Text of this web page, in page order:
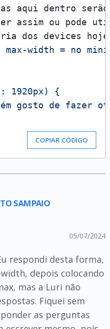
aqui dentro
assim ou pode
dos devices
max-width = no
1920px) {
gosto de fazer
COPIAR CÓDIGO
SAMPAIO
05/07/2024
respondi desta forma,
depois colocando
mas a Luri não
Fiquei sem
as perguntas